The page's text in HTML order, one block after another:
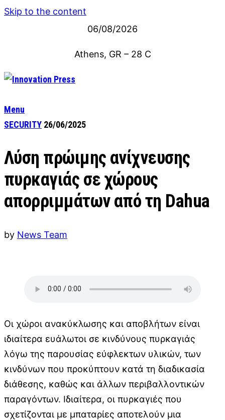
Skip to the content
06/08/2026
Athens, GR – 28 C
Menu
SECURITY 26/06/2025
Λύση πρώιμης ανίχνευσης
πυρκαγιάς σε χώρους
απορριμμάτων από τη Dahua
by News Team
Οι χώροι ανακύκλωσης και αποβλήτων είναι
ιδιαίτερα ευάλωτοι σε κινδύνους πυρκαγιάς
λόγω της παρουσίας εύφλεκτων υλικών, των
κινδύνων που προκύπτουν κατά τη διαδικασία
διάθεσης, καθώς και άλλων περιβαλλοντικών
παραγόντων. Ιδιαίτερα, οι πυρκαγιές που
σχετίζονται με μπαταρίες αποτελούν μια